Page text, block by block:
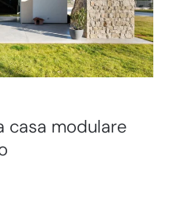
casa modulare